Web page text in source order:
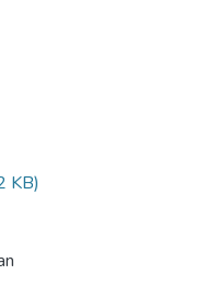
KB)